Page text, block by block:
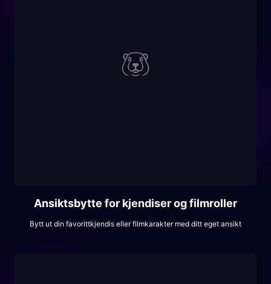
Ansiktsbytte for kjendiser og filmroller
Bytt ut din favorittkjendis eller filmkarakter med ditt eget ansikt